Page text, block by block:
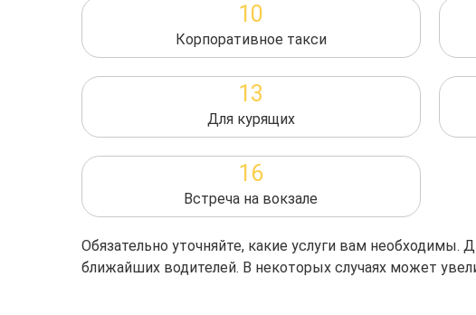
10
Корпоративное такси
13
Для курящих
16
Встреча на вокзале
Обязательно уточняйте, какие услуги вам
ближайших водителей. В некоторых случаях может